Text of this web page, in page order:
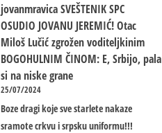
jovanmravica SVEŠTENIK SPC
OSUDIO JOVANU JEREMIĆ! Otac
Miloš Lučić zgrožen voditeljkinim
BOGOHULNIM ČINOM: E, Srbijo, pala
si na niske grane
25/07/2024
Boze dragi koje sve starlete nakaze
sramote crkvu i srpsku uniformu!!!